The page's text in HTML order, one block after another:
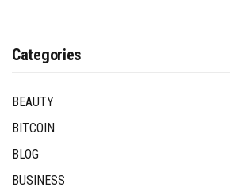
Categories
BEAUTY
BITCOIN
BLOG
BUSINESS